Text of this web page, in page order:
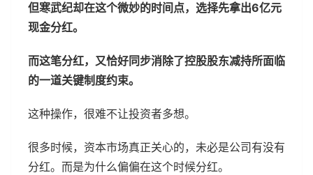
但寒武纪却在这个微妙的时间点，选择先拿出6亿元
现金分红。
而这笔分红，又恰好同步消除了控股股东减持所面临
的一道关键制度约束。
这种操作，很难不让投资者多想。
很多时候，资本市场真正关心的，未必是公司有没有
分红。而是为什么偏偏在这个时候分红。